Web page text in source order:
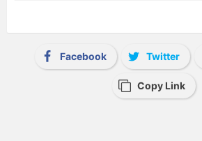
Facebook Twitter
Copy Link